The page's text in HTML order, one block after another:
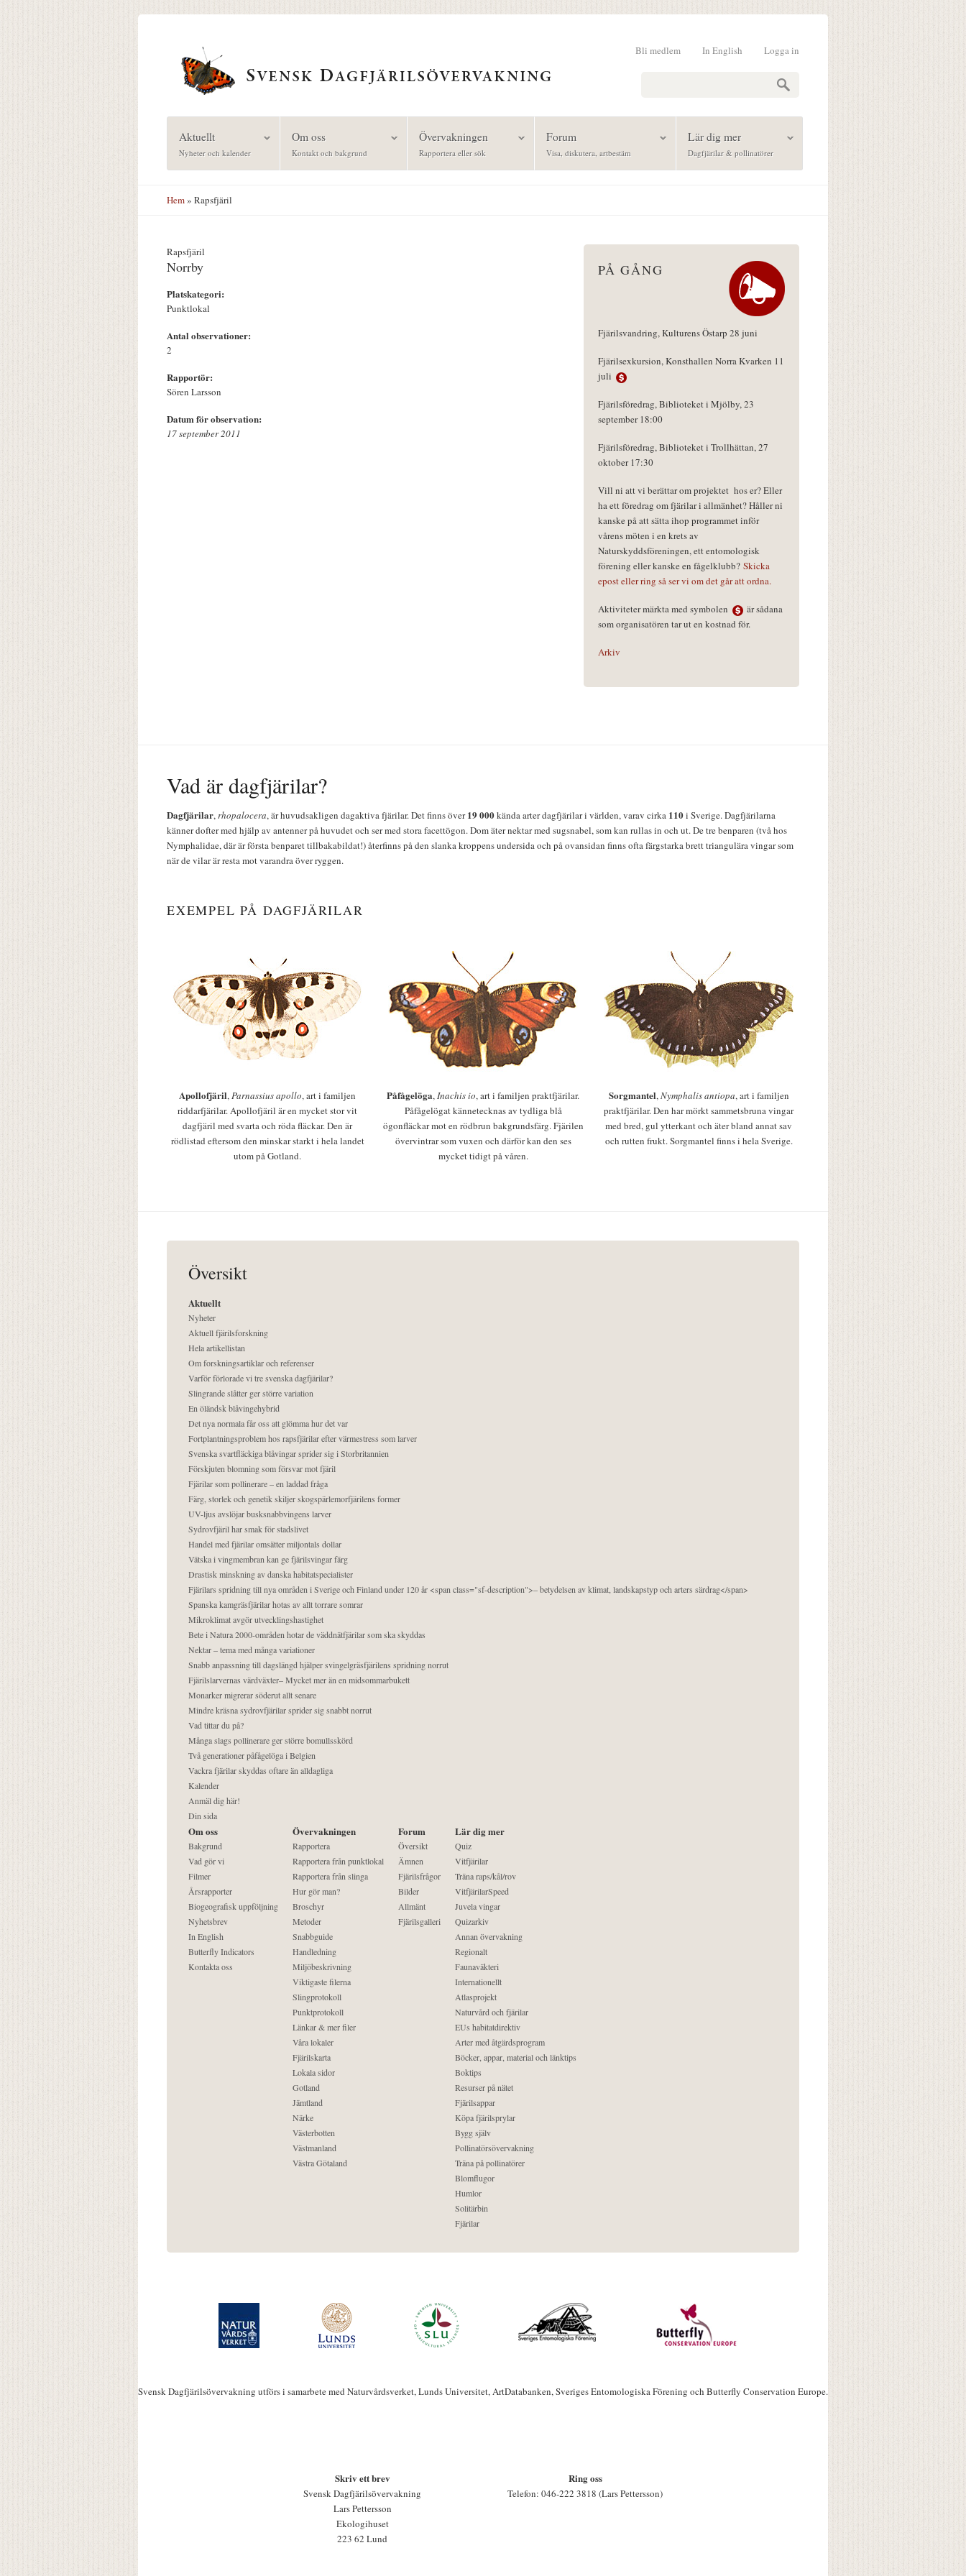
Logga in
In English
Bli medlem
Aktuellt
Nyheter och kalender
Om oss
Kontakt och bakgrund
Övervakningen
Rapportera eller sök
Forum
Visa, diskutera, artbestäm
Lär dig mer
Dagfjärilar & pollinatörer
Hem» Rapsfjäril
Rapsfjäril
Norrby
Platskategori:
Punktlokal
Antal observationer:
2
Rapportör:
Sören Larsson
Datum för observation:
17 september 2011
PÅ GÅNG
Fjärilsvandring, Kulturens Östarp 28 juni
Fjärilsexkursion, Konsthallen Norra Kvarken 11
juli
Fjärilsföredrag, Biblioteket i Mjölby, 23
september 18:00
Fjärilsföredrag, Biblioteket i Trollhättan, 27
oktober 17:30
Vill ni att vi berättar om projektet hos er? Eller
ha ett föredrag om fjärilar i allmänhet? Håller ni
kanske på att sätta ihop programmet inför
vårens möten i en krets av
Naturskyddsföreningen, ett entomologisk
förening eller kanske en fågelklubb? Skicka
epost eller ring så ser vi om det går att ordna.
Aktiviteter märkta med symbolen
är sådana
som organisatören tar ut en kostnad för.
Arkiv
Vad är dagfjärilar?
Dagfjärilar,rhopalocera, är huvudsakligen dagaktiva fjärilar. Det finns över19 000kända arter dagfjärilar i världen, varav cirka 110i Sverige. Dagfjärilarna
känner dofter med hjälp av antenner på huvudet och ser med stora facettögon. Dom äter nektar med sugsnabel, som kan rullas in och ut. De tre benparen (två hos
Nymphalidae, där är första benparet tillbakabildat!) återfinns på den slanka kroppens undersida och på ovansidan finns ofta färgstarka brett triangulära vingar som
när de vilar är resta mot varandra över ryggen.
EXEMPEL PÅ DAGFJÄRILAR
Apollofjäril,Parnassius apollo, art i familjen
riddarfjärilar. Apollofjäril är en mycket stor vit
dagfjäril med svarta och röda fläckar. Den är
rödlistad eftersom den minskar starkt i hela landet
utom på Gotland.
Påfågelöga,Inachis io, art i familjen praktfjärilar.
Påfågelögat kännetecknas av tydliga blå
ögonfläckar mot en rödbrun bakgrundsfärg. Fjärilen
övervintrar som vuxen och därför kan den ses
mycket tidigt på våren.
Sorgmantel,Nymphalis antiopa, art i familjen
praktfjärilar. Den har mörkt sammetsbruna vingar
med bred, gul ytterkant och äter bland annat sav
och rutten frukt. Sorgmantel finns i hela Sverige.
Översikt
Aktuellt
Nyheter
Aktuell fjärilsforskning
Hela artikellistan
Om forskningsartiklar och referenser
Varför förlorade vi tre svenska dagfjärilar?
Slingrande slåtter ger större variation
En öländsk blåvingehybrid
Det nya normala får oss att glömma hur det var
Fortplantningsproblem hos rapsfjärilar efter värmestress som larver
Svenska svartfläckiga blåvingar sprider sig i Storbritannien
Förskjuten blomning som försvar mot fjäril
Fjärilar som pollinerare – en laddad fråga
Färg, storlek och genetik skiljer skogspärlemorfjärilens former
UV-ljus avslöjar busksnabbvingens larver
Sydrovfjäril har smak för stadslivet
Handel med fjärilar omsätter miljontals dollar
Vätska i vingmembran kan ge fjärilsvingar färg
Drastisk minskning av danska habitatspecialister
Fjärilars spridning till nya områden i Sverige och Finland under 120 år <span class="sf-description">– betydelsen av klimat, landskapstyp och arters särdrag</span>
Spanska kamgräsfjärilar hotas av allt torrare somrar
Mikroklimat avgör utvecklingshastighet
Bete i Natura 2000-områden hotar de väddnätfjärilar som ska skyddas
Nektar – tema med många variationer
Snabb anpassning till dagslängd hjälper svingelgräsfjärilens spridning norrut
Fjärilslarvernas värdväxter– Mycket mer än en midsommarbukett
Monarker migrerar söderut allt senare
Mindre kräsna sydrovfjärilar sprider sig snabbt norrut
Vad tittar du på?
Många slags pollinerare ger större bomullsskörd
Två generationer påfågelöga i Belgien
Vackra fjärilar skyddas oftare än alldagliga
Kalender
Anmäl dig här!
Din sida
Om oss
Bakgrund
Vad gör vi
Filmer
Årsrapporter
Biogeografisk uppföljning
Nyhetsbrev
In English
Butterfly Indicators
Kontakta oss
Övervakningen
Rapportera
Rapportera från punktlokal
Rapportera från slinga
Hur gör man?
Broschyr
Metoder
Snabbguide
Handledning
Miljöbeskrivning
Viktigaste filerna
Slingprotokoll
Punktprotokoll
Länkar & mer filer
Våra lokaler
Fjärilskarta
Lokala sidor
Gotland
Jämtland
Närke
Västerbotten
Västmanland
Västra Götaland
Forum
Översikt
Ämnen
Fjärilsfrågor
Bilder
Allmänt
Fjärilsgalleri
Lär dig mer
Quiz
Vitfjärilar
Träna raps/kål/rov
VitfjärilarSpeed
Juvela vingar
Quizarkiv
Annan övervakning
Regionalt
Faunaväkteri
Internationellt
Atlasprojekt
Naturvård och fjärilar
EUs habitatdirektiv
Arter med åtgärdsprogram
Böcker, appar, material och länktips
Boktips
Resurser på nätet
Fjärilsappar
Köpa fjärilsprylar
Bygg själv
Pollinatörsövervakning
Träna på pollinatörer
Blomflugor
Humlor
Solitärbin
Fjärilar
Svensk Dagfjärilsövervakning utförs i samarbete med Naturvårdsverket, Lunds Universitet, ArtDatabanken, Sveriges Entomologiska Förening och Butterfly Conservation Europe.
Skriv ett brev
Svensk Dagfjärilsövervakning
Lars Pettersson
Ekologihuset
223 62 Lund
Ring oss
Telefon: 046-222 3818 (Lars Pettersson)